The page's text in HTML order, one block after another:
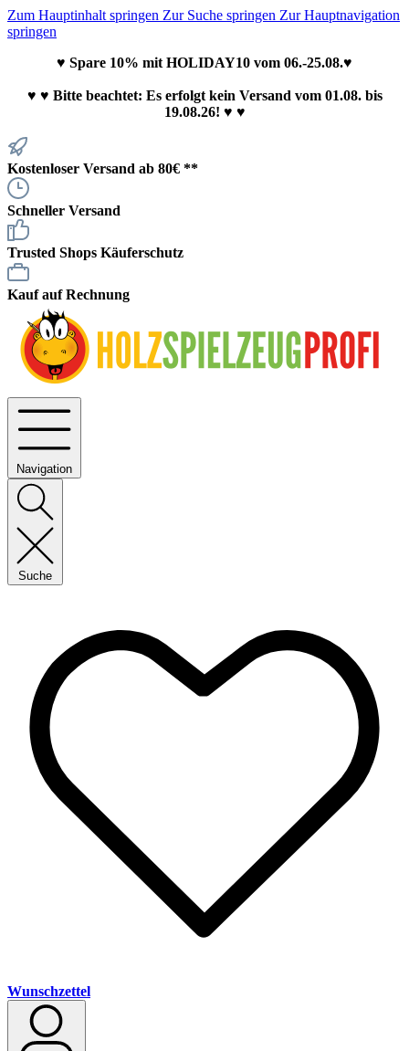
Zum Hauptinhalt springen Zur Suche springen Zur Hauptnavigation
springen
♥ Spare 10% mit HOLIDAY10 vom 06.-25.08.♥
♥ ♥ Bitte beachtet: Es erfolgt kein Versand vom 01.08. bis
19.08.26! ♥ ♥
Kostenloser Versand ab 80€ **
Schneller Versand
Trusted Shops Käuferschutz
Kauf auf Rechnung
Navigation
Suche
Wunschzettel